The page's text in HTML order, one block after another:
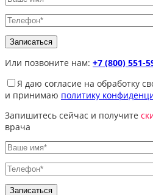
Или позвоните нам: +7 (800) 551-
Я даю согласие на обработку
и принимаю политику
Запишитесь сейчас и получите
врача